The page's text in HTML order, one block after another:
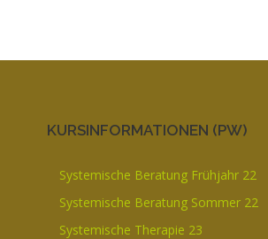
KURSINFORMATIONEN (PW)
Systemische Beratung Frühjahr 22
Systemische Beratung Sommer 22
Systemische Therapie 23